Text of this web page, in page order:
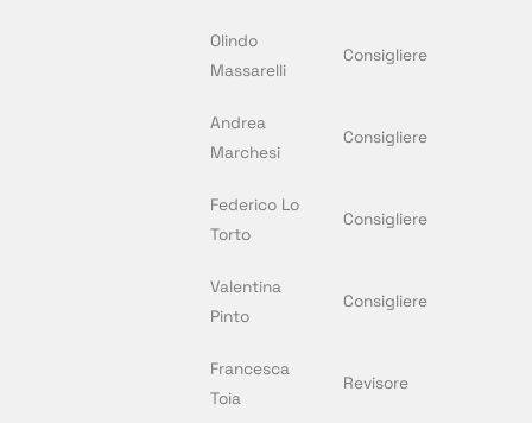
Olindo
Massarelli
Consigliere
Andrea
Marchesi
Consigliere
Federico Lo
Torto
Consigliere
Valentina
Pinto
Consigliere
Francesca
Toia
Revisore